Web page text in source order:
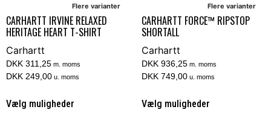
Flere varianter
CARHARTT IRVINE RELAXED
HERITAGE HEART T-SHIRT
Carhartt
DKK 311,25 m. moms
DKK 249,00 u. moms
Vælg muligheder
Flere varianter
CARHARTT FORCE™ RIPSTOP
SHORTALL
Carhartt
DKK 936,25 m. moms
DKK 749,00 u. moms
Vælg muligheder